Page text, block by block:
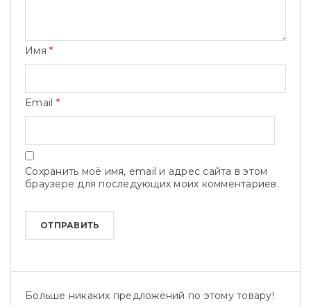
Имя *
Email *
Сохранить моё имя, email и адрес сайта в этом
браузере для последующих моих комментариев.
Больше никаких предложений по этому товару!